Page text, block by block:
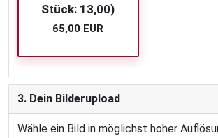
Stück: 13,00)
65,00 EUR
3. Dein Bilderupload
Wähle ein Bild in möglichst hoher